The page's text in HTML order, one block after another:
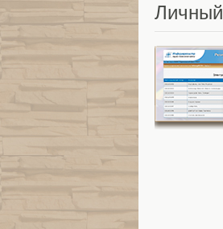
Личный